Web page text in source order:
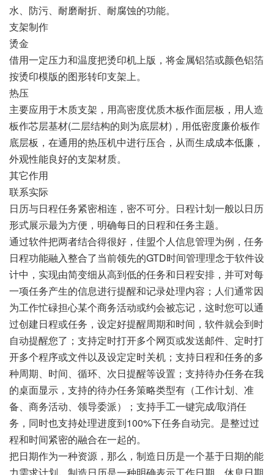
水、防污、耐磨耐折、耐腐蚀的功能。
支架制作
烫金
借用一定压力和温度把烫印机上版，将金属铝箔或颜色铝箔
按烫印模版的图形转印支架上。
热压
主要应用于木质支架，用高密度优质木板作面层板，用人造
板作芯层基材(二层结构的则为底层材)，用低密度廉价板作
底层板，在通用的热压机中进行压合，从而生成成本低廉，
外观性能良好的支架材质。
其它作用
联系实际
日历与日程任务紧密相连，密不可分。日程计划一般以日历
形式展示最为方便，明确每日的日程和任务主题。
通过软件把两者结合得很好，佳盟个人信息管理为例，任务
日程功能融入整合了当前领先的GTD时间管理理念于软件设
计中，实现由简变细从高到低的任务和日程安排，并可对每
一项任务产生的信息进行提醒和记录处理内容；人们通常因
为工作忙碌担心某个商务活动或约会被忘记，这时您可以通
过创建日程或任务，设定好提醒周期和时间，软件就会到时
自动提醒您了；支持定时打开多个网页或发送邮件、定时打
开多个程序或文件以及设定定时关机；支持日程和任务的多
种周期、时间、循环、次日提醒等设置；支持待办任务在我
的桌面显示，支持的待办任务策略类型有（工作计划、准
备、商务活动、领导委派）；支持手工一键完成/取消任
务，同时也支持处理进度到100%下任务自动完。是整过过
程和时间紧密的融合在一起的。
把日期作为一种资源，那么，制造日历是一个基于日期的能